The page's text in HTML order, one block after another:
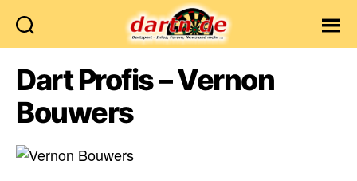
Dart Profis – Vernon
Bouwers